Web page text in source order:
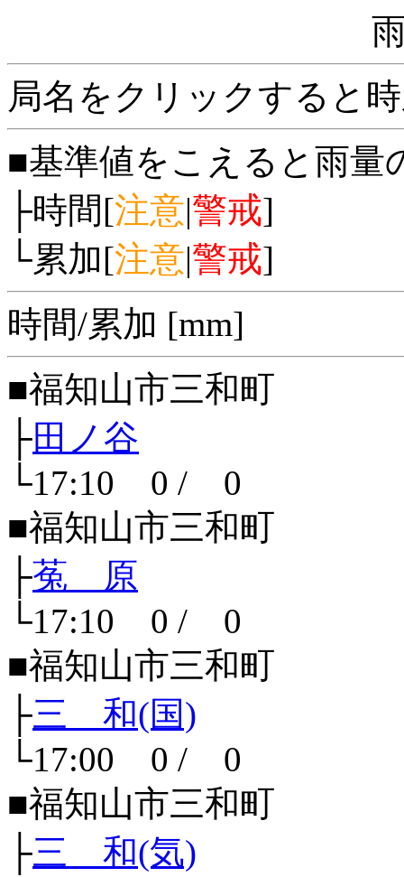
局名をクリックすると
■基準値をこえると雨量
├時間[注意|警戒]
└累加[注意|警戒]
時間/累加 [mm]
■福知山市三和町
├田ノ谷
└17:10 0 / 0
■福知山市三和町
├菟 原
└17:10 0 / 0
■福知山市三和町
├三 和(国)
└17:00 0 / 0
■福知山市三和町
├三 和(気)